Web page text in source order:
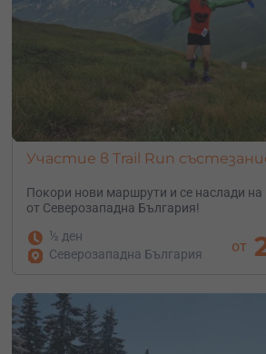
Участие в Trail Run
Покори нови маршрути и се наслади на
от Северозападна България!
½ ден
Северозападна България
от